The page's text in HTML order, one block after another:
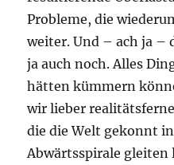
Probleme, die
weiter. Und – ach ja –
ja auch noch. Alles
hätten kümmern
wir lieber
die die Welt gekonnt
Abwärtsspirale gleiten